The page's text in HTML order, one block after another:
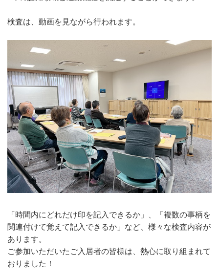
検査は、動画を見ながら行われます。
「時間内にどれだけ印を記入できるか」、「複数の事柄を
関連付けて覚えて記入できるか」など、様々な検査内容が
あります。
ご参加いただいたご入居者の皆様は、熱心に取り組まれて
おりました！